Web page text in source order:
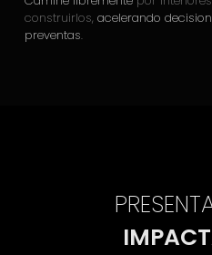
construirlos, acelerando
preventas.